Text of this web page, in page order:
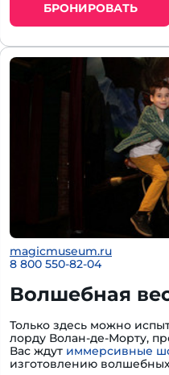
БРОНИРОВАТЬ
magicmuseum.ru
8 800 550-82-04
Волшебная
Только здесь можно
лорду Волан-де-Морту,
Вас ждут иммерсивные
изготовлению